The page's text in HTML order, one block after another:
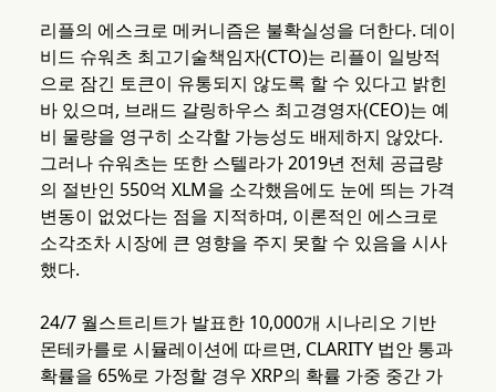
리플의 에스크로 메커니즘은 불확실성을 더한다. 데이
비드 슈워츠 최고기술책임자(CTO)는 리플이 일방적
으로 잠긴 토큰이 유통되지 않도록 할 수 있다고 밝힌
바 있으며, 브래드 갈링하우스 최고경영자(CEO)는 예
비 물량을 영구히 소각할 가능성도 배제하지 않았다.
그러나 슈워츠는 또한 스텔라가 2019년 전체 공급량
의 절반인 550억 XLM을 소각했음에도 눈에 띄는 가격
변동이 없었다는 점을 지적하며, 이론적인 에스크로
소각조차 시장에 큰 영향을 주지 못할 수 있음을 시사
했다.
24/7 월스트리트가 발표한 10,000개 시나리오 기반
몬테카를로 시뮬레이션에 따르면, CLARITY 법안 통과
확률을 65%로 가정할 경우 XRP의 확률 가중 중간 가